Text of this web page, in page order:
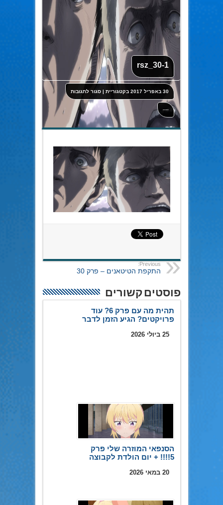
rsz_30-1
30 באפריל 2017 בקטגוריית |סגור לתגובותעל
rsz_30-
----
Previous:
התקפת הטיטאנים – פרק 30
פוסטים קשורים
תהית מה עם פרק 6? עוד
פרויקטים? הגיע הזמן לדבר
25 ביולי 2026
הסנפאי המוזרה שלי פרק
5!!!! + יום הולדת לקבוצה
20 במאי 2026